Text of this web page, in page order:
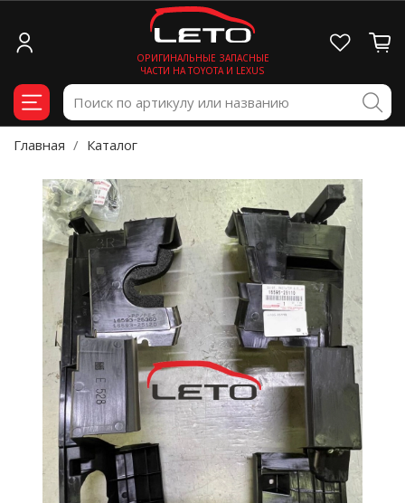
ОРИГИНАЛЬНЫЕ ЗАПАСНЫЕ
ЧАСТИ НА TOYOTA И LEXUS
Главная Каталог